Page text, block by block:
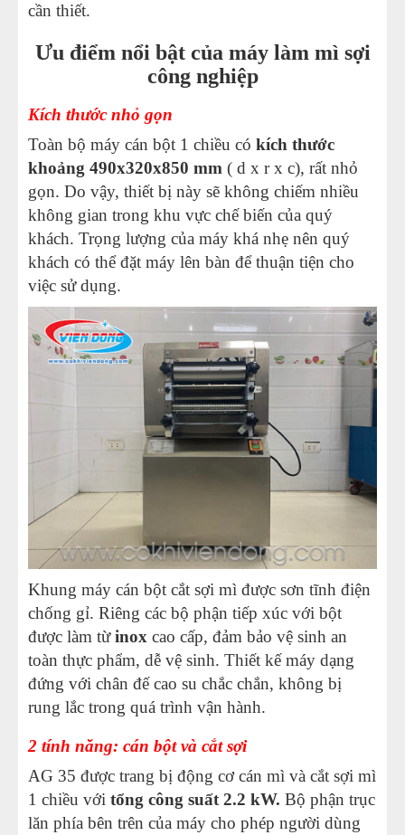
cần thiết.
Ưu điểm nổi bật của máy làm mì sợi
công nghiệp
Kích thước nhỏ gọn
Toàn bộ máy cán bột 1 chiều có kích thước
khoảng 490x320x850 mm ( d x r x c), rất nhỏ
gọn. Do vậy, thiết bị này sẽ không chiếm nhiều
không gian trong khu vực chế biến của quý
khách. Trọng lượng của máy khá nhẹ nên quý
khách có thể đặt máy lên bàn để thuận tiện cho
việc sử dụng.
Khung máy cán bột cắt sợi mì được sơn tĩnh điện
chống gỉ. Riêng các bộ phận tiếp xúc với bột
được làm từinox cao cấp, đảm bảo vệ sinh an
toàn thực phẩm, dễ vệ sinh. Thiết kế máy dạng
đứng với chân đế cao su chắc chắn, không bị
rung lắc trong quá trình vận hành.
2 tính năng: cán bột và cắt sợi
AG 35 được trang bị động cơ cán mì và cắt sợi mì
1 chiều với tổng công suất 2.2 kW. Bộ phận trục
lăn phía bên trên của máy cho phép người dùng